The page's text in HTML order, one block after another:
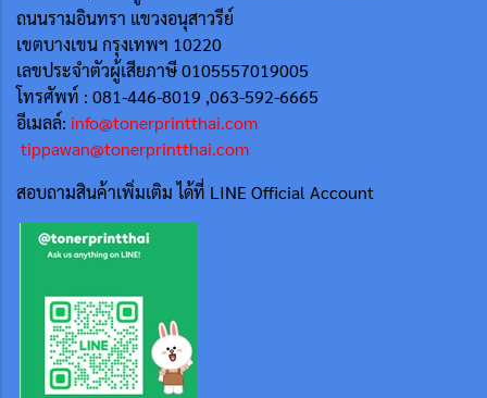
ถนนรามอินทรา แขวงอนุสาวรีย์
เขตบางเขน กรุงเทพฯ 10220
เลขประจำตัวผู้เสียภาษี 0105557019005
โทรศัพท์ : 081-446-8019 ,063-592-6665
อีเมลล์: info@tonerprintthai.com
tippawan@tonerprintthai.com
สอบถามสินค้าเพิ่มเติม ได้ที่ LINE Official Account